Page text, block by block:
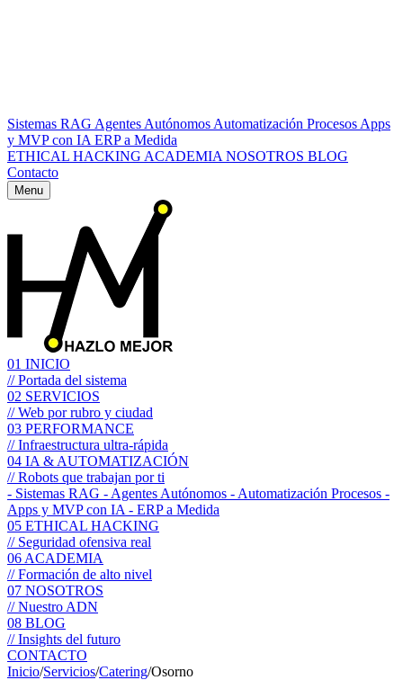
Sistemas RAG Agentes Autónomos Automatización Procesos Apps
y MVP con IA ERP a Medida
ETHICAL HACKING ACADEMIA NOSOTROS BLOG
Contacto
Menu
01 INICIO
// Portada del sistema
02 SERVICIOS
// Web por rubro y ciudad
03 PERFORMANCE
// Infraestructura ultra-rápida
04 IA & AUTOMATIZACIÓN
// Robots que trabajan por ti
- Sistemas RAG - Agentes Autónomos - Automatización Procesos -
Apps y MVP con IA - ERP a Medida
05 ETHICAL HACKING
// Seguridad ofensiva real
06 ACADEMIA
// Formación de alto nivel
07 NOSOTROS
// Nuestro ADN
08 BLOG
// Insights del futuro
CONTACTO
Inicio/Servicios/Catering/Osorno